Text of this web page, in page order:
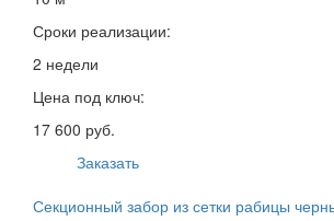
Сроки реализации:
2 недели
Цена под ключ:
17 600 руб.
Заказать
Секционный забор из сетки рабицы